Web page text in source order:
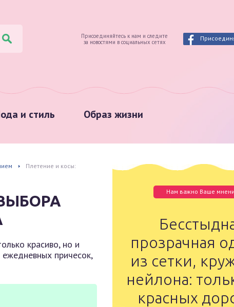
и стиль Образ жизни
Присоединяйтесь к нам и следите
за новостями в социальных сетях
Плетение и косы:
красиво, но и
причесок,
Нам важно Ваше
прозрачная
из сетки,
нейлона:
красных